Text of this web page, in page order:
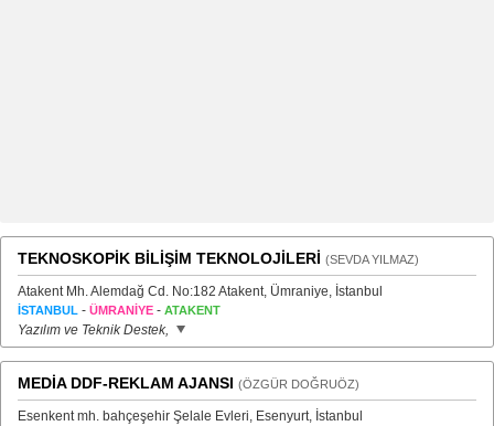
TEKNOSKOPİK BİLİŞİM TEKNOLOJİLERİ (SEVDA YILMAZ)
Atakent Mh. Alemdağ Cd. No:182 Atakent, Ümraniye, İstanbul
İSTANBUL - ÜMRANİYE - ATAKENT
Yazılım ve Teknik Destek,
MEDİA DDF-REKLAM AJANSI (ÖZGÜR DOĞRUÖZ)
Esenkent mh. bahçeşehir Şelale Evleri, Esenyurt, İstanbul